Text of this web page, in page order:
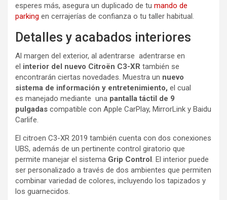
esperes más, asegura un duplicado de tu mando de
parking en cerrajerías de confianza o tu taller habitual.
Detalles y acabados interiores
Al margen del exterior, al adentrarse adentrarse en
el interior del nuevo Citroën C3-XR también se
encontrarán ciertas novedades. Muestra un nuevo
sistema de información y entretenimiento, el cual
es manejado mediante una pantalla táctil de 9
pulgadas compatible con Apple CarPlay, MirrorLink y Baidu
Carlife.
El citroen C3-XR 2019 también cuenta con dos conexiones
UBS, además de un pertinente control giratorio que
permite manejar el sistema Grip Control. El interior puede
ser personalizado a través de dos ambientes que permiten
combinar variedad de colores, incluyendo los tapizados y
los guarnecidos.